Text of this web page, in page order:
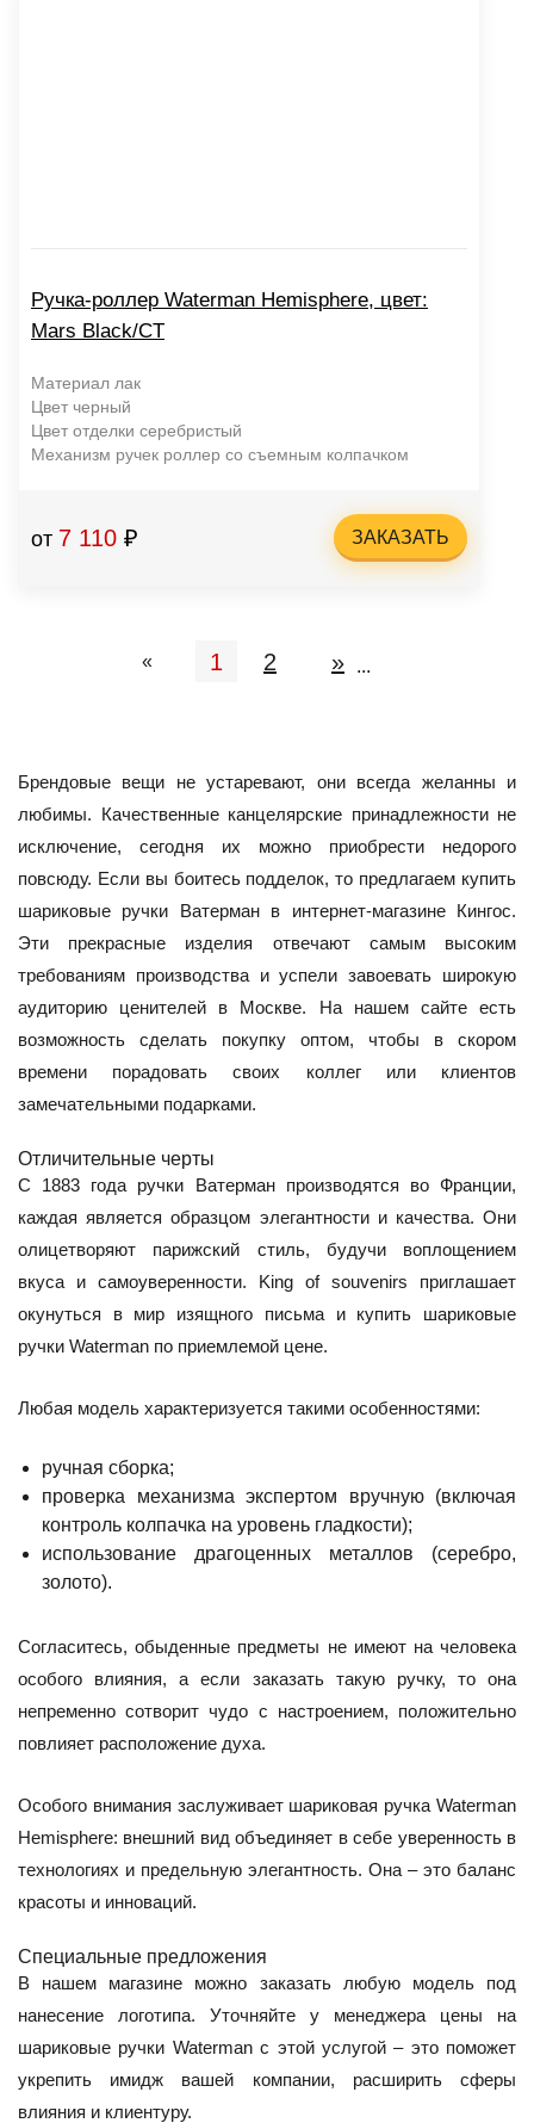
Ручка-роллер Waterman Hemisphere, цвет:
Mars Black/CT
Материал лак
Цвет черный
Цвет отделки серебристый
Механизм ручек роллер со съемным колпачком
от 7 110 ₽ ЗАКАЗАТЬ
« 1 2 »
Брендовые вещи не устаревают, они всегда желанны и
любимы. Качественные канцелярские принадлежности не
исключение, сегодня их можно приобрести недорого
повсюду. Если вы боитесь подделок, то предлагаем купить
шариковые ручки Ватерман в интернет-магазине Кингос.
Эти прекрасные изделия отвечают самым высоким
требованиям производства и успели завоевать широкую
аудиторию ценителей в Москве. На нашем сайте есть
возможность сделать покупку оптом, чтобы в скором
времени порадовать своих коллег или клиентов
замечательными подарками.
Отличительные черты
С 1883 года ручки Ватерман производятся во Франции,
каждая является образцом элегантности и качества. Они
олицетворяют парижский стиль, будучи воплощением
вкуса и самоуверенности. King of souvenirs приглашает
окунуться в мир изящного письма и купить шариковые
ручки Waterman по приемлемой цене.
Любая модель характеризуется такими особенностями:
ручная сборка;
проверка механизма экспертом вручную (включая
контроль колпачка на уровень гладкости);
использование драгоценных металлов (серебро,
золото).
Согласитесь, обыденные предметы не имеют на человека
особого влияния, а если заказать такую ручку, то она
непременно сотворит чудо с настроением, положительно
повлияет расположение духа.
Особого внимания заслуживает шариковая ручка Waterman
Hemisphere: внешний вид объединяет в себе уверенность в
технологиях и предельную элегантность. Она – это баланс
красоты и инноваций.
Специальные предложения
В нашем магазине можно заказать любую модель под
нанесение логотипа. Уточняйте у менеджера цены на
шариковые ручки Waterman с этой услугой – это поможет
укрепить имидж вашей компании, расширить сферы
влияния и клиентуру.